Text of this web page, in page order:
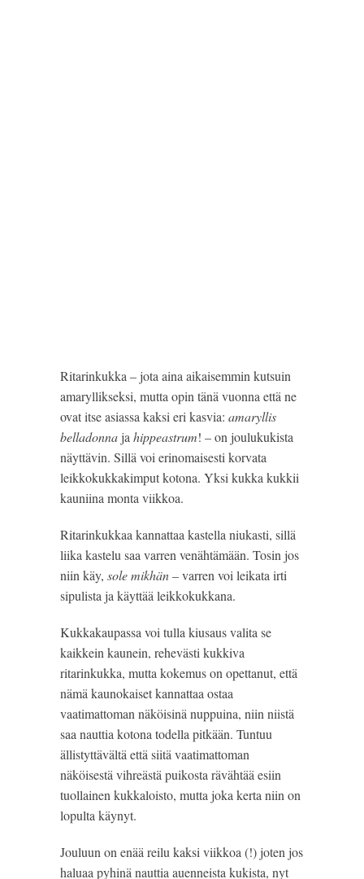
Ritarinkukka – jota aina aikaisemmin kutsuin
amaryllikseksi, mutta opin tänä vuonna että ne
ovat itse asiassa kaksi eri kasvia: amaryllis
belladonna ja hippeastrum! – on joulukukista
näyttävin. Sillä voi erinomaisesti korvata
leikkokukkakimput kotona. Yksi kukka kukkii
kauniina monta viikkoa.
Ritarinkukkaa kannattaa kastella niukasti, sillä
liika kastelu saa varren venähtämään. Tosin jos
niin käy, sole mikhän – varren voi leikata irti
sipulista ja käyttää leikkokukkana.
Kukkakaupassa voi tulla kiusaus valita se
kaikkein kaunein, rehevästi kukkiva
ritarinkukka, mutta kokemus on opettanut, että
nämä kaunokaiset kannattaa ostaa
vaatimattoman näköisinä nuppuina, niin niistä
saa nauttia kotona todella pitkään. Tuntuu
ällistyttävältä että siitä vaatimattoman
näköisestä vihreästä puikosta rävähtää esiin
tuollainen kukkaloisto, mutta joka kerta niin on
lopulta käynyt.
Jouluun on enää reilu kaksi viikkoa (!) joten jos
haluaa pyhinä nauttia auenneista kukista, nyt